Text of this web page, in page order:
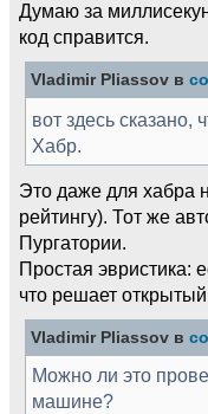
Думаю за
код справится.
Vladimir Pliassov в
вот здесь сказано,
Хабр.
Это даже для хабра
рейтингу). Тот же
Пургатории.
Простая эвристика:
что решает
Vladimir Pliassov в
Можно ли это
машине?